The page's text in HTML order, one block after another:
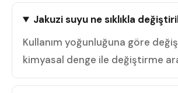
Jakuzi suyu ne sıklıkla
Kullanım yoğunluğuna göre
kimyasal denge ile değiştirme